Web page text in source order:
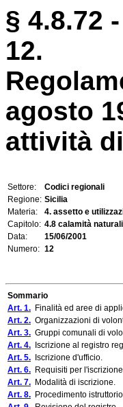
§ 4.8.72
12.
agosto
attività
Settore:
Codici regionali
Regione: Sicilia
Materia:
4. assetto e
Capitolo: 4.8 calamità naturali
Data:
15/06/2001
Numero: 12
Sommario
Art. 1. Finalità ed aree di
Art. 2. Organizzazioni di
Art. 3. Gruppi comunali di
Art. 4. Iscrizione al registro
Art. 5. Iscrizione d'ufficio.
Art. 6. Requisiti per
Art. 7. Modalità di iscrizione.
Art. 8. Procedimento